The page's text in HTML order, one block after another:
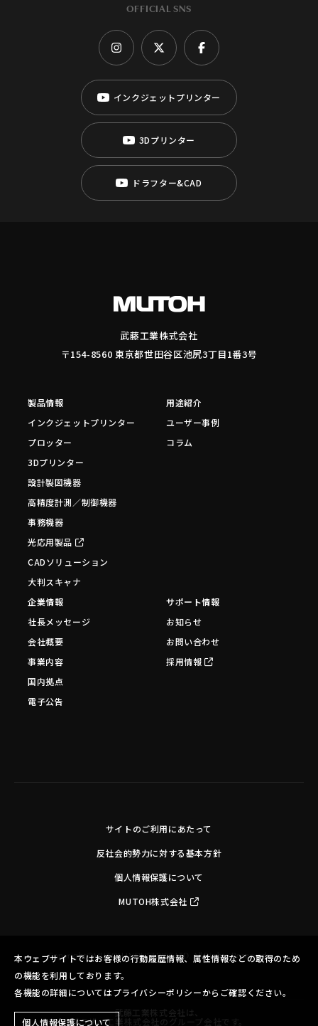
OFFICIAL SNS
インクジェットプリンター
3Dプリンター
ドラフター&CAD
武藤工業株式会社
〒154-8560 東京都世田谷区池尻3丁目1番3号
製品情報
インクジェットプリンター
プロッター
3Dプリンター
設計製図機器
高精度計測／制御機器
事務機器
光応用製品
CADソリューション
大判スキャナ
用途紹介
ユーザー事例
コラム
企業情報
社長メッセージ
会社概要
事業内容
国内拠点
電子公告
サポート情報
お知らせ
お問い合わせ
採用情報
サイトのご利用にあたって
反社会的勢力に対する基本方針
個人情報保護について
MUTOH株式会社
Copyright©MUTOH INDUSTRIES LTD. All Rights Reserved.
本ウェブサイトではお客様の行動履歴情報、属性情報などの取得のため
の機能を利用しております。
各機能の詳細についてはプライバシーポリシーからご確認ください。
個人情報保護について
武藤工業株式会社は、
ブラザー工業株式会社のグループ会社です。